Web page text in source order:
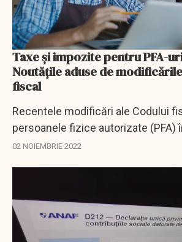
Taxe și impozite pentru PFA-
Noutățile aduse de
fiscal
Recentele modificări ale Codului
persoanele fizice autorizate (PFA)
impozitelor pe venit și contribuții
02 NOIEMBRIE 2022